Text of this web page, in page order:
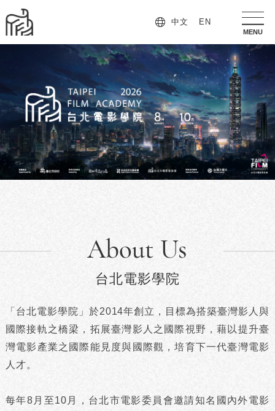
中文 EN
MENU
手
版
導
覽
列
按
鈕
About Us
台北電影學院
「台北電影學院」於2014年創立，目標為搭築臺灣影人與
國際接軌之橋梁，拓展臺灣影人之國際視野，藉以提升臺
灣電影產業之國際能見度與國際觀，培育下一代臺灣電影
人才。
每年8月至10月，台北市電影委員會邀請知名國內外電影